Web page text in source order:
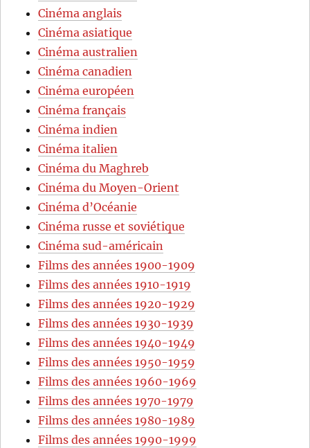
Cinéma anglais
Cinéma asiatique
Cinéma australien
Cinéma canadien
Cinéma européen
Cinéma français
Cinéma indien
Cinéma italien
Cinéma du Maghreb
Cinéma du Moyen-Orient
Cinéma d’Océanie
Cinéma russe et soviétique
Cinéma sud-américain
Films des années 1900-1909
Films des années 1910-1919
Films des années 1920-1929
Films des années 1930-1939
Films des années 1940-1949
Films des années 1950-1959
Films des années 1960-1969
Films des années 1970-1979
Films des années 1980-1989
Films des années 1990-1999